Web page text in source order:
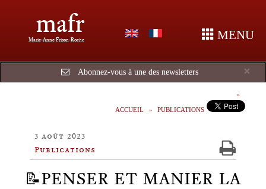
mafr
Marie-Anne Frison-Roche MENU
×
Abonnez-vous à une des newsletters
ACCUEIL PUBLICATIONS
3 août 2023
Publications
📝PENSER ET MANIER LA